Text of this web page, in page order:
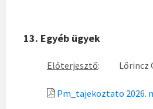
13. Egyéb ügyek
Előterjesztő: Lőrincz
Pm_tajekoztato 2026.